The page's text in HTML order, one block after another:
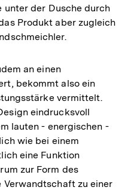
unter der Dusche durch
Produkt aber zugleich
an einen
bekommt also ein
vermittelt.
eindrucksvoll
lauten - energischen -
wie bei einem
eine Funktion
zur Form des
Verwandtschaft zu einer